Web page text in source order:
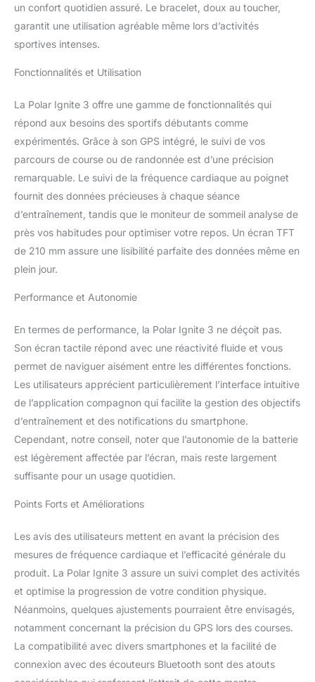
double bande.
Enregistrez votre
que vous soyez
Coaching sportif et
la carte. Obtenez des
conseils personnalisés et
des suggestions
d'entraînement
quotidiennes, adaptées à
condition physique La
montre de fitness et
à sa gamme de
est belle et agréable à
porter de jour comme de
nuit
un confort quotidien assuré. Le bracelet, doux au toucher,
garantit une utilisation agréable même lors d’activités
sportives intenses.
Fonctionnalités et Utilisation
La Polar Ignite 3 offre une gamme de fonctionnalités qui
répond aux besoins des sportifs débutants comme
expérimentés. Grâce à son GPS intégré, le suivi de vos
parcours de course ou de randonnée est d’une précision
remarquable. Le suivi de la fréquence cardiaque au poignet
fournit des données précieuses à chaque séance
d’entraînement, tandis que le moniteur de sommeil analyse de
près vos habitudes pour optimiser votre repos. Un écran TFT
de 210 mm assure une lisibilité parfaite des données même en
plein jour.
Performance et Autonomie
En termes de performance, la Polar Ignite 3 ne déçoit pas.
Son écran tactile répond avec une réactivité fluide et vous
permet de naviguer aisément entre les différentes fonctions.
Les utilisateurs apprécient particulièrement l’interface intuitive
de l’application compagnon qui facilite la gestion des objectifs
d’entraînement et des notifications du smartphone.
Cependant, notre conseil, noter que l’autonomie de la batterie
est légèrement affectée par l’écran, mais reste largement
suffisante pour un usage quotidien.
Points Forts et Améliorations
Les avis des utilisateurs mettent en avant la précision des
mesures de fréquence cardiaque et l’efficacité générale du
produit. La Polar Ignite 3 assure un suivi complet des activités
et optimise la progression de votre condition physique.
Néanmoins, quelques ajustements pourraient être envisagés,
notamment concernant la précision du GPS lors des courses.
La compatibilité avec divers smartphones et la facilité de
connexion avec des écouteurs Bluetooth sont des atouts